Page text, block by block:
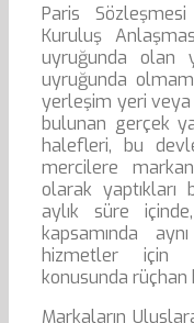
Paris
Kuruluş
uyruğunda olan
uyruğunda
yerleşim yeri
bulunan gerçek
halefleri, bu
mercilere
olarak yaptıkları
aylık süre
kapsamında
hizmetler için
konusunda rüçhan
Markaların